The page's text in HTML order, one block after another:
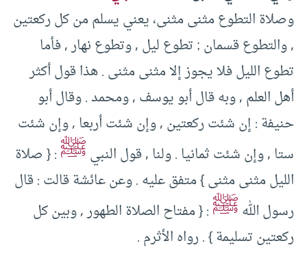
وصلاة التطوع مثنى مثنى، يعني يسلم من كل ركعتين
, والتطوع قسمان ; تطوع ليل , وتطوع نهار , فأما
تطوع الليل فلا يجوز إلا مثنى مثنى . هذا قول أكثر
أهل العلم , وبه قال أبو يوسف , ومحمد . وقال أبو
حنيفة : إن شئت ركعتين , وإن شئت أربعا , وإن شئت
ستا , وإن شئت ثمانيا . ولنا , قول النبيﷺ: { صلاة
الليل مثنى مثنى } متفق عليه . وعن عائشة قالت : قال
رسول اللهﷺ: { مفتاح الصلاة الطهور , وبين كل
ركعتين تسليمة } . رواه الأثرم .